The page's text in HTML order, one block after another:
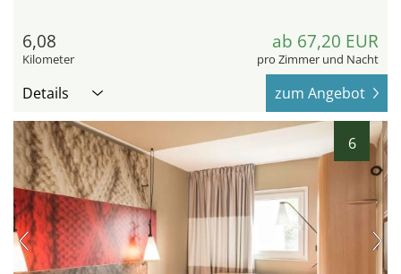
6,08
Kilometer
ab 67,20 EUR
pro Zimmer und Nacht
Details zum Angebot
6